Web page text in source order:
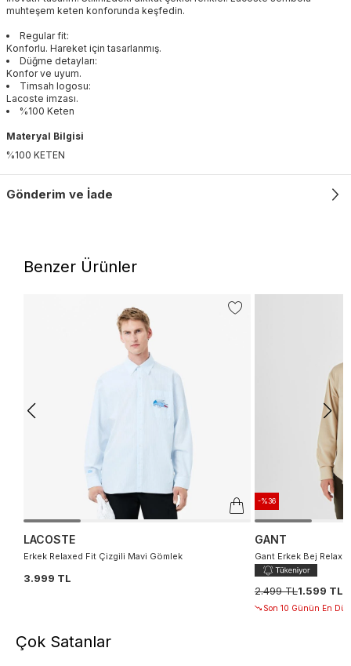
muhteşem keten konforunda keşfedin.
Regular fit:
Konforlu. Hareket için tasarlanmış.
Düğme detayları:
Konfor ve uyum.
Timsah logosu:
Lacoste imzası.
%100 Keten
Materyal Bilgisi
%100 KETEN
Gönderim ve İade
Benzer Ürünler
LACOSTE
Erkek Relaxed Fit Çizgili Mavi Gömlek
3.999 TL
-%36
GANT
Gant Erkek Bej
2.499 TL1.599 TL
Son 10 Günün En
Çok Satanlar